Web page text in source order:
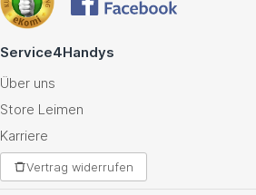
Service4Handys
Über uns
Store Leimen
Karriere
Vertrag widerrufen